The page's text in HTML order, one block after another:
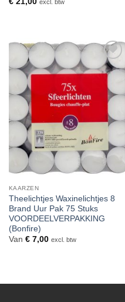
excl. btw
Toevoegen
aan
KAARZEN
Theelichtjes Waxinelichtjes 8
Brand Uur Pak 75 Stuks
VOORDEELVERPAKKING
(Bonfire)
Van €7,00 excl. btw